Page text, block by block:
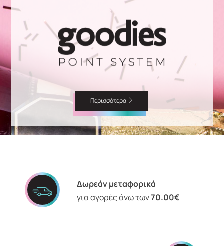
Περισσότερα
Δωρεάν μεταφορικά
για αγορές άνω των70.00€